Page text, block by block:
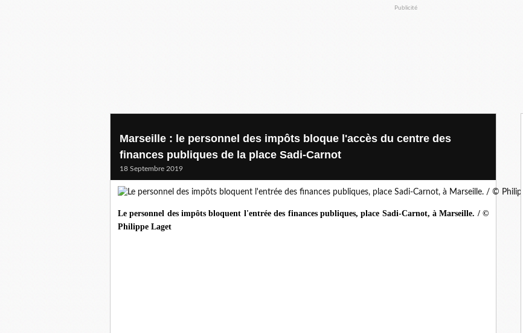
Publicité
Marseille : le personnel des impôts bloque l'accès du centre des
finances publiques de la place Sadi-Carnot
18 Septembre 2019
Le personnel des impôts bloquent l'entrée des finances publiques, place Sadi-Carnot, à Marseille. / ©
Philippe Laget